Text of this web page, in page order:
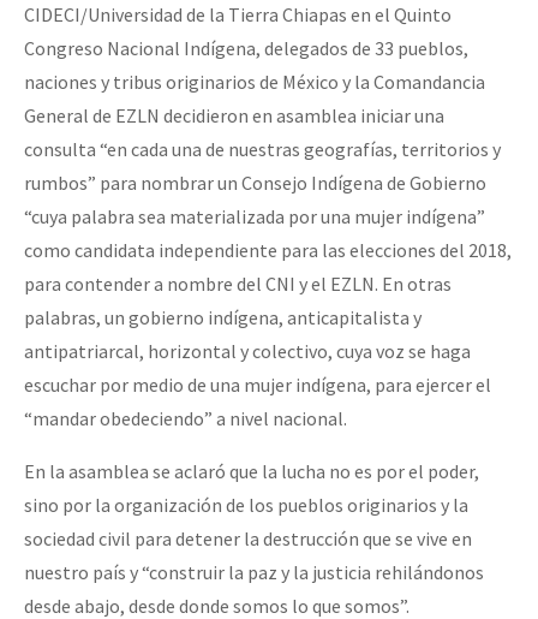
CIDECI/Universidad de la Tierra Chiapas en el Quinto
Congreso Nacional Indígena, delegados de 33 pueblos,
naciones y tribus originarios de México y la Comandancia
General de EZLN decidieron en asamblea iniciar una
consulta “en cada una de nuestras geografías, territorios y
rumbos” para nombrar un Consejo Indígena de Gobierno
“cuya palabra sea materializada por una mujer indígena”
como candidata independiente para las elecciones del 2018,
para contender a nombre del CNI y el EZLN. En otras
palabras, un gobierno indígena, anticapitalista y
antipatriarcal, horizontal y colectivo, cuya voz se haga
escuchar por medio de una mujer indígena, para ejercer el
“mandar obedeciendo” a nivel nacional.
En la asamblea se aclaró que la lucha no es por el poder,
sino por la organización de los pueblos originarios y la
sociedad civil para detener la destrucción que se vive en
nuestro país y “construir la paz y la justicia rehilándonos
desde abajo, desde donde somos lo que somos”.